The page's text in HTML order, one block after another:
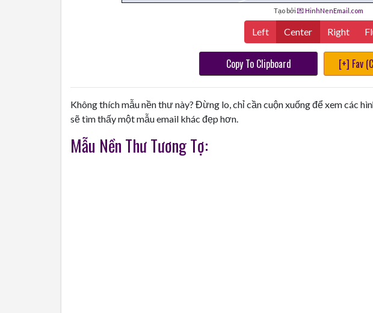
Tạo bởi 💌 HinhNenEmail.com
Left Center Right
Copy To Clipboard [+] Fav
Không thích mẫu nền thư này? Đừng lo, chỉ cần cuộn xuống để xem các
sẽ tìm thấy một mẫu email khác đẹp hơn.
Mẫu Nền Thư Tương Tợ: